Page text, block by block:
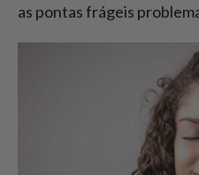
as pontas frágeis